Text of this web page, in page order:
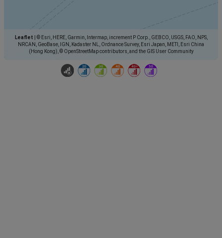
Leaflet
© Esri, HERE, Garmin, Intermap, increment P Corp., GEBCO, USGS, FAO, NPS,
NRCAN, GeoBase, IGN, Kadaster NL, Ordnance Survey, Esri Japan, METI, Esri China
(Hong Kong), © OpenStreetMap contributors, and the GIS User Community